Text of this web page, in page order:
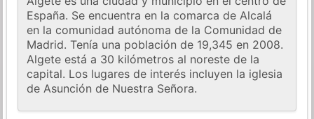
España. Se encuentra en la comarca de Alcalá
en la comunidad autónoma de la Comunidad de
Madrid. Tenía una población de 19,345 en 2008.
Algete está a 30 kilómetros al noreste de la
capital. Los lugares de interés incluyen la iglesia
de Asunción de Nuestra Señora.